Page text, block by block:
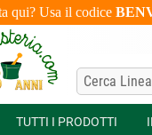
qui? Usa il codice
TUTTI I PRODOTTI